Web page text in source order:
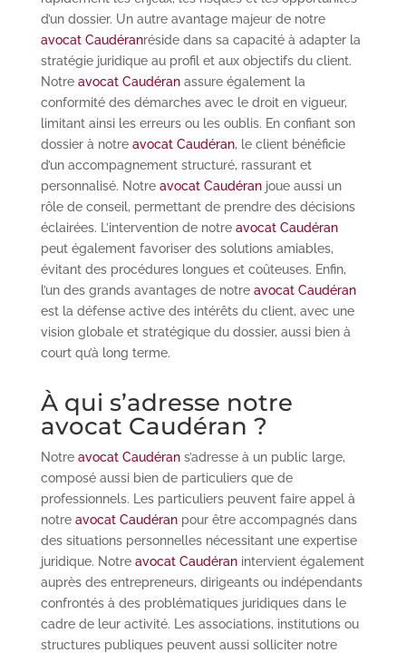
d’un dossier. Un autre avantage majeur de notre
avocat Caudéranréside dans sa capacité à adapter la
stratégie juridique au profil et aux objectifs du client.
Notre avocat Caudéranassure également la
conformité des démarches avec le droit en vigueur,
limitant ainsi les erreurs ou les oublis. En confiant son
dossier à notre avocat Caudéran, le client bénéficie
d’un accompagnement structuré, rassurant et
personnalisé. Notre avocat Caudéranjoue aussi un
rôle de conseil, permettant de prendre des décisions
éclairées. L’intervention de notre avocat Caudéran
peut également favoriser des solutions amiables,
évitant des procédures longues et coûteuses. Enfin,
l’un des grands avantages de notre avocat Caudéran
est la défense active des intérêts du client, avec une
vision globale et stratégique du dossier, aussi bien à
court qu’à long terme.
À qui s’adresse notre
avocat Caudéran ?
Notre avocat Caudérans’adresse à un public large,
composé aussi bien de particuliers que de
professionnels. Les particuliers peuvent faire appel à
notre avocat Caudéranpour être accompagnés dans
des situations personnelles nécessitant une expertise
juridique. Notre avocat Caudéranintervient également
auprès des entrepreneurs, dirigeants ou indépendants
confrontés à des problématiques juridiques dans le
cadre de leur activité. Les associations, institutions ou
structures publiques peuvent aussi solliciter notre